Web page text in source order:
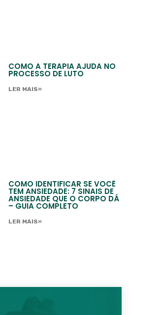
COMO A TERAPIA AJUDA NO
PROCESSO DE LUTO
LER MAIS»
COMO IDENTIFICAR SE VOCÊ
TEM ANSIEDADE: 7 SINAIS DE
ANSIEDADE QUE O CORPO DÁ
– GUIA COMPLETO
LER MAIS»